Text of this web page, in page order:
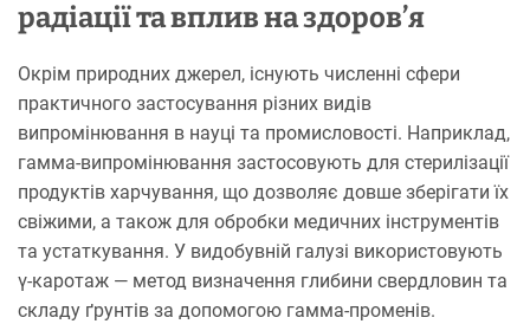
радіації та вплив на здоров’я
Окрім природних джерел, існують численні сфери
практичного застосування різних видів
випромінювання в науці та промисловості. Наприклад,
гамма-випромінювання застосовують для стерилізації
продуктів харчування, що дозволяє довше зберігати їх
свіжими, а також для обробки медичних інструментів
та устаткування. У видобувній галузі використовують
γ-каротаж — метод визначення глибини свердловин та
складу ґрунтів за допомогою гамма-променів.